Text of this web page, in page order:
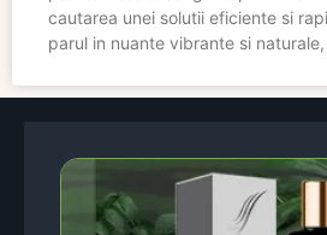
cautarea unei solutii eficiente si
parul in nuante vibrante si naturale,